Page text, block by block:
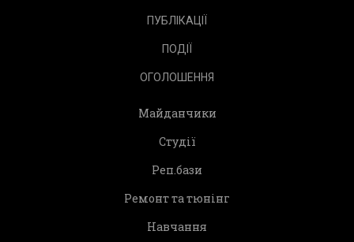
ПУБЛІКАЦІЇ
ПОДІЇ
ОГОЛОШЕННЯ
Майданчики
Студії
Реп.бази
Ремонт та тюнінг
Навчання